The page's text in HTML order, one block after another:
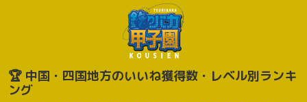
🏆 中国・四国地方のいいね獲得数・レベル別ランキ
ング